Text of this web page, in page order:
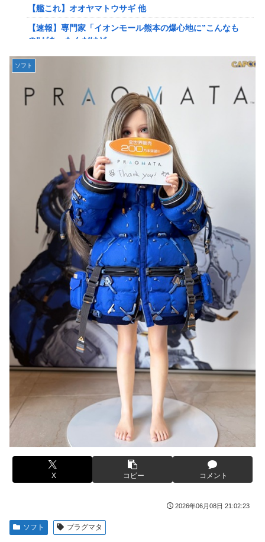
40… 8/5はアップデート盛り沢山！？貴様ら何から始める？
( •᷄ὤ•᷅ )
ヨーロッパが右翼政党の党員から銀行口座を作る権利を剥
【ウマ娘】ケンタ？のシオン
韓国人「海上自衛隊護衛艦ちょうかいによるトマホーク巡航
ミサイルの実射試験に韓国人が衝撃！」→「着々と進む最新
【画像】かつて天下を獲っていたYouTuberの現在ｗｗｗｗ
【悲報】コレコレ、月収1億円ｗｗｗそりゃ外出るのにボデ
ィガードつけるわ…
【悲報】福岡の電車、完全にやらかす。構内アナウンスでド
下ネタを連発するｗｗｗｗｗ
【悲報】有名漫画家、がんを公表「大腸癌になってしまいま
した。肝臓に転移も見られてステージ4です」
【画像】 AI「写真の背景削除？ガンプラの箱追加しといて
あげよ????」
やる夫のダンジョン運営記183-雑談所ネタ118 懺悔小ネタ
「創刻のファイアホイール」+埋めネタ「ファイアホイール
TCG・その後」
海外「全部日本の真似だったのか…」 日本の普通のテレビ
番組が最新SNSの数十年先を行っていたと話題に
羽田ニアミス搭乗の中国人「補償も見舞いもない」中国ネッ
ト「いや要らんやろ」
【画像】お前らこの超美人容疑者が、整形か否か判定し
て！！→画像がこちらw w w w w w w w w w
【爆笑動画】ママさん「新しい洗濯機買って1発目に回した
らコレw」←こwれwはw w w w w w w w w w
【ホロライブ】アキロゼ、映画をきっかけに「ちいかわ」に
どハマり「今では毎晩1時間くらい見ながら入眠していま
す」
【ウマ娘】セイちゃんの攻撃力を見よ！！！
【画像】韓国人「日本人の間で『女が破滅的な人生を送るの
を楽しむ陰湿な趣味』が流行っている」119万バズ
【艦これ】オオヤマトウサギ 他
【速報】専門家「イオンモール熊本の爆心地に”こんなも
の”があったんだけど…」
【画像】かつて天下を獲っていたYouTuberの現在ｗｗｗｗ
客が避難する事態にｗｗｗｗ
【警告】社会人「スムージーにキウイ皮ごと入れよ。これ美
容にいいんだよね〜」→ 結果…
【悲報】有名漫画家、がんを公表「大腸癌になってしまいま
した。肝臓に転移も見られてステージ4です」
【衝撃】ハンターハンター、とんでもねえ伏線が発掘され
る。クルタ族の虐殺犯人がツェリードニヒだった模様！
被災地・熊本、泥酔者の通報が止まらず県警が異例のお願い
20代「50年ローンでええやろ」←これマジ？？？
【画像】「マスク美人さん、また我々を欺く」←海外でも流
行りだした結果がこちらw w w w w w w
メトロイドプライム4 新品が2999円に…
【画像】日焼け口リの締まったお尻っていいよね！ｗｗｗｗ
ｗ
欧州「日本だけ反則だろ…」 世界の『日本びいき』にヨー
ロッパ全土から不満の声
思い通りに動かない熊本被災者に左派が我慢ならなくなった
模様、避難所で苦しむ被災者に対して……
大日本帝国陸軍「侵攻できたとして、食糧どうすんだよ」大
本営「現地調達」陸軍「え？」
【NBA】エンビードが新シーズンに向けての好調ぶりを披
露 なお足の状態の方を心配されてしまう
「Sゴーゴージャグラー4KT（北電子）」「Lライザのアト
リエKD（北電子）」が検定通過
ソフト
X コピー コメント
2026年06月08日 21:02:23
ソフト プラグマタ